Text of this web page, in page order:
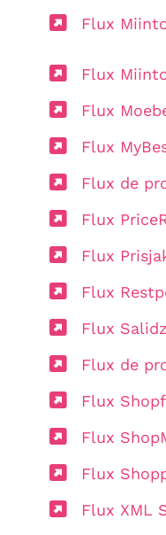
Flux
Flux
Flux
Flux
Flux de
Flux
Flux
Flux
Flux
Flux de
Flux
Flux
Flux
Flux XML